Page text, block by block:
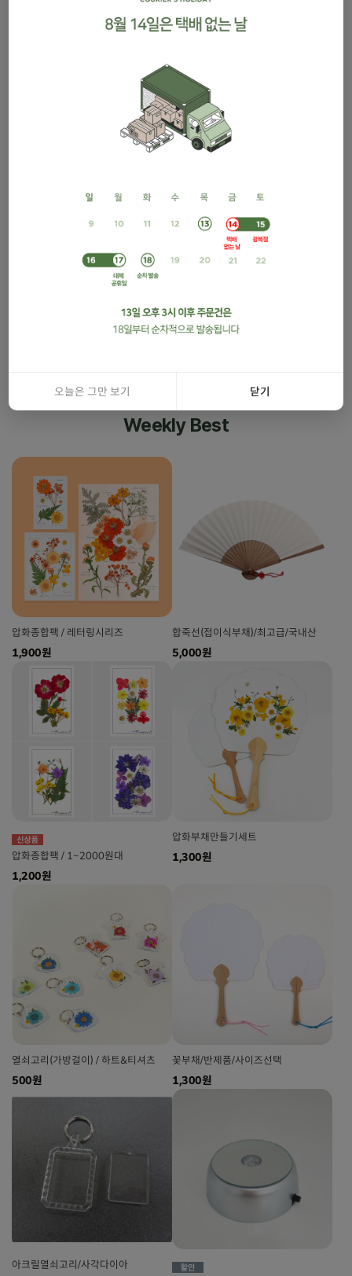
4,900원
진공 마감법 쿠션지 천일홍줄기/빨강
Weekly Best
압화종합팩 / 레터링시리즈
1,900원
합죽선(접이식부채)/최고급/국내산
5,000원
압화종합팩 / 1~2000원대
1,200원
압화부채만들기세트
1,300원
열쇠고리(가방걸이) / 하트&티셔츠
500원
꽃부채/반제품/사이즈선택
1,300원
아크릴열쇠고리/사각다이아
오늘은 그만 보기 닫기